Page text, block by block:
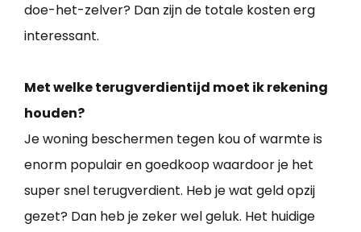
doe-het-zelver? Dan zijn de totale kosten erg
interessant.
Met welke terugverdientijd moet ik rekening
houden?
Je woning beschermen tegen kou of warmte is
enorm populair en goedkoop waardoor je het
super snel terugverdient. Heb je wat geld opzij
gezet? Dan heb je zeker wel geluk. Het huidige